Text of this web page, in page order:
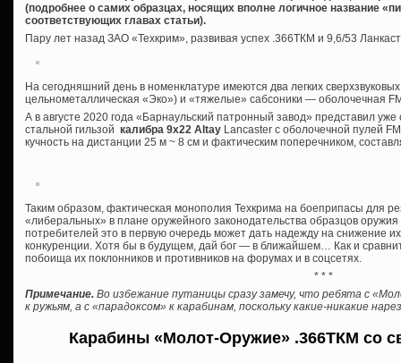
(подробнее о самих образцах, носящих вполне логичное название
соответствующих главах статьи).
Пару лет назад ЗАО «Техкрим», развивая успех .366ТКМ и 9,6/53
На сегодняшний день в номенклатуре имеются два легких
цельнометаллическая «Эко») и «тяжелые» сабсоники — оболочечная
А в августе 2020 года «Барнаульский патронный завод» представил
стальной гильзой калибра 9х22 Altay Lancaster с оболочечной пулей
кучность на дистанции 25 м ~ 8 см и фактическим поперечником,
Таким образом, фактическая монополия Техкрима на боеприпасы для
«либеральных» в плане оружейного законодательства образцов
потребителей это в первую очередь может дать надежду на снижение
конкуренции. Хотя бы в будущем, дай бог — в ближайшем… Как и
побоища их поклонников и противников на форумах и в соцсетях.
* * *
Примечание. Во избежание путаницы сразу замечу, что ребята с
к ружьям, а с «парадоксом» к карабинам, поскольку какие-никакие
Карабины «Молот-Оружие» .366ТКМ со